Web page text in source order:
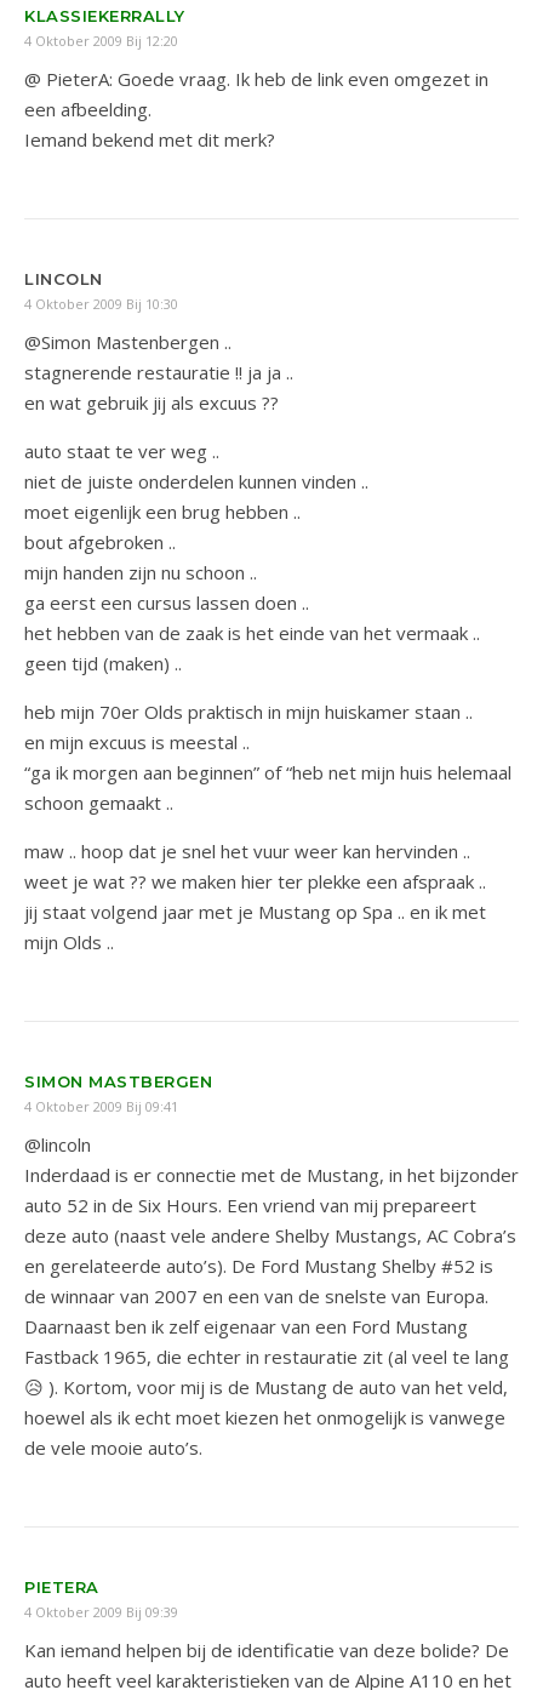
KLASSIEKERRALLY
4 Oktober 2009 Bij 12:20
@ PieterA: Goede vraag. Ik heb de link even omgezet in
een afbeelding.
Iemand bekend met dit merk?
LINCOLN
4 Oktober 2009 Bij 10:30
@Simon Mastenbergen ..
stagnerende restauratie !! ja ja ..
en wat gebruik jij als excuus ??
auto staat te ver weg ..
niet de juiste onderdelen kunnen vinden ..
moet eigenlijk een brug hebben ..
bout afgebroken ..
mijn handen zijn nu schoon ..
ga eerst een cursus lassen doen ..
het hebben van de zaak is het einde van het vermaak ..
geen tijd (maken) ..
heb mijn 70er Olds praktisch in mijn huiskamer staan ..
en mijn excuus is meestal ..
“ga ik morgen aan beginnen” of “heb net mijn huis helemaal
schoon gemaakt ..
maw .. hoop dat je snel het vuur weer kan hervinden ..
weet je wat ?? we maken hier ter plekke een afspraak ..
jij staat volgend jaar met je Mustang op Spa .. en ik met
mijn Olds ..
SIMON MASTBERGEN
4 Oktober 2009 Bij 09:41
@lincoln
Inderdaad is er connectie met de Mustang, in het bijzonder
auto 52 in de Six Hours. Een vriend van mij prepareert
deze auto (naast vele andere Shelby Mustangs, AC Cobra’s
en gerelateerde auto’s). De Ford Mustang Shelby #52 is
de winnaar van 2007 en een van de snelste van Europa.
Daarnaast ben ik zelf eigenaar van een Ford Mustang
Fastback 1965, die echter in restauratie zit (al veel te lang
😥 ). Kortom, voor mij is de Mustang de auto van het veld,
hoewel als ik echt moet kiezen het onmogelijk is vanwege
de vele mooie auto’s.
PIETERA
4 Oktober 2009 Bij 09:39
Kan iemand helpen bij de identificatie van deze bolide? De
auto heeft veel karakteristieken van de Alpine A110 en het